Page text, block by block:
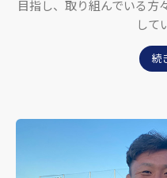
目指し、取り組んでいる方
して
続